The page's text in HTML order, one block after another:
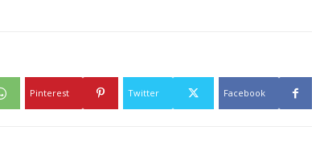
Facebook
Twitter
Pinterest